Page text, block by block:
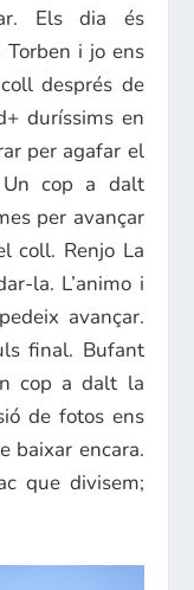
Els dia és
i jo ens
després de
duríssims en
per agafar el
Un cop a dalt
per avançar
coll. Renjo La
la. L’animo i
avançar.
final. Bufant
cop a dalt la
de fotos ens
baixar encara.
que divisem;